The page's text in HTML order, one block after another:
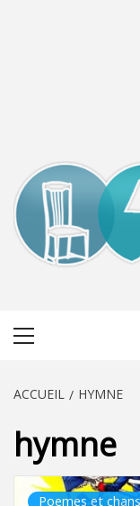
ACCUEIL HYMNE
hymne
Poemes et